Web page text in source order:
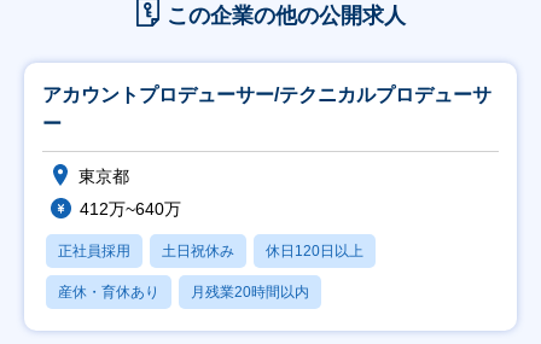
この企業の他の公開求人
アカウントプロデューサー/テクニカルプロデューサ
ー
東京都
412万~640万
正社員採用 土日祝休み 休日120日以上
産休・育休あり 月残業20時間以内